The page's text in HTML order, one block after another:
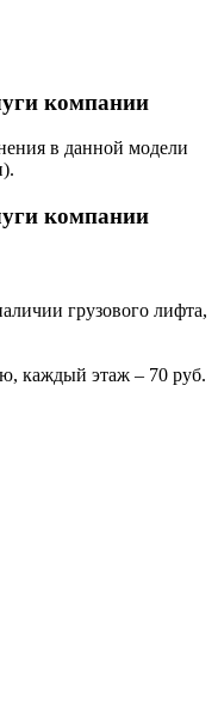
компании
в данной модели
компании
грузового лифта,
каждый этаж – 70 руб.